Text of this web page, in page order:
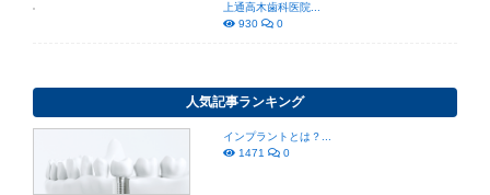
上通高木歯科医院...
930
0
人気記事ランキング
インプラントとは？...
1471
0